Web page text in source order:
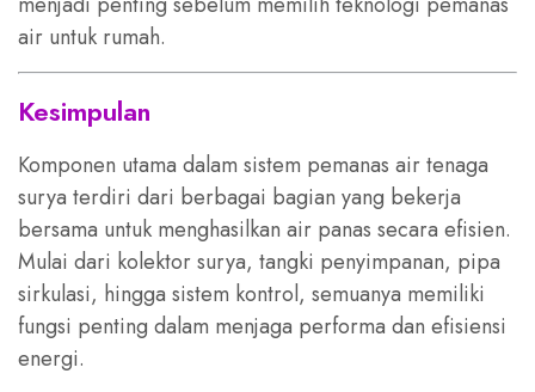
air untuk rumah.
Kesimpulan
Komponen utama dalam sistem pemanas air tenaga
surya terdiri dari berbagai bagian yang bekerja
bersama untuk menghasilkan air panas secara efisien.
Mulai dari kolektor surya, tangki penyimpanan, pipa
sirkulasi, hingga sistem kontrol, semuanya memiliki
fungsi penting dalam menjaga performa dan efisiensi
energi.